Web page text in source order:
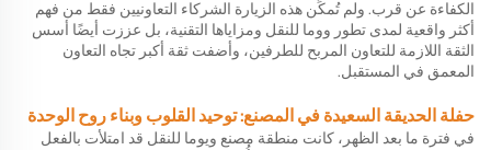
الكفاءة عن قرب. ولم تُمكِّن هذه الزيارة الشركاء التعاونيين فقط من فهم
أكثر واقعية لمدى تطور ووما للنقل ومزاياها التقنية، بل عززت أيضًا أسس
الثقة اللازمة للتعاون المربح للطرفين، وأضفت ثقة أكبر تجاه التعاون
المعمق في المستقبل.
حفلة الحديقة السعيدة في المصنع: توحيد القلوب وبناء روح الوحدة
في فترة ما بعد الظهر، كانت منطقة مصنع ويوما للنقل قد امتلأت بالفعل